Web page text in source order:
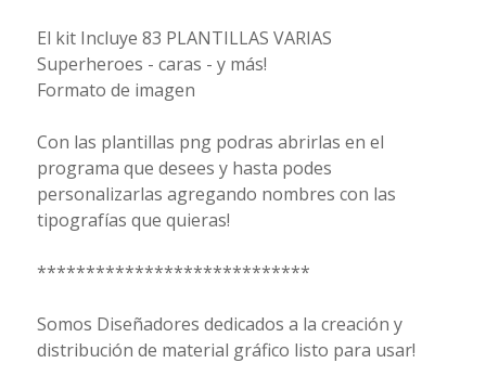
El kit Incluye 83 PLANTILLAS VARIAS
Superheroes - caras - y más!
Formato de imagen
Con las plantillas png podras abrirlas en el
programa que desees y hasta podes
personalizarlas agregando nombres con las
tipografías que quieras!
****************************
Somos Diseñadores dedicados a la creación y
distribución de material gráfico listo para usar!